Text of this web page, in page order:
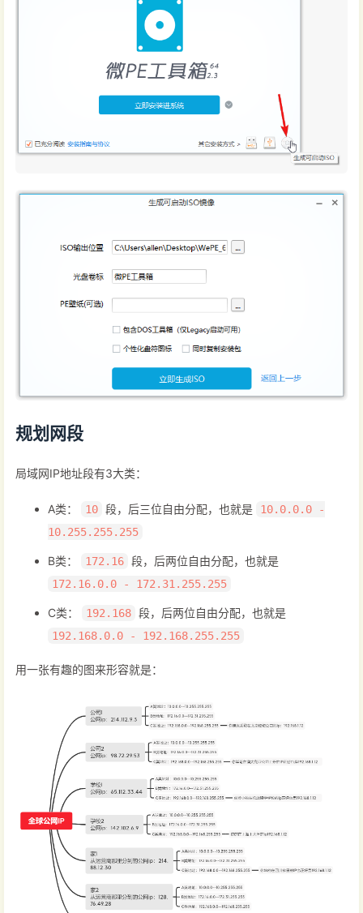
规划网段
局域网IP地址段有3大类：
A类： 10 段，后三位自由分配，也就是
10.0.0.0 -
10.255.255.255
B类： 172.16 段，后两位自由分配，也就是
172.16.0.0 - 172.31.255.255
C类： 192.168 段，后两位自由分配，也就是
192.168.0.0 - 192.168.255.255
用一张有趣的图来形容就是：